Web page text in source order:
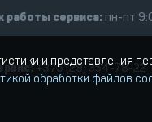
работы сервиса:пн-пт
+375 (29) 354-78-22
и представления
обработки файлов